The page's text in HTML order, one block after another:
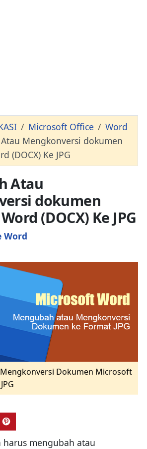
Microsoft Office
Word
Mengkonversi dokumen
(DOCX) Ke JPG
Atau
dokumen
(DOCX) Ke JPG
Word
Dokumen Microsoft
harus mengubah atau